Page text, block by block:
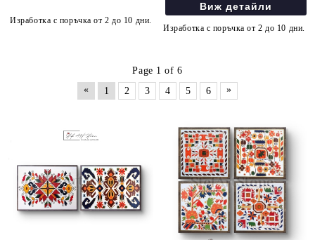
Изработка с поръчка от 2 до 10 дни.
Виж детайли
Изработка с поръчка от 2 до 10 дни.
Page 1 of 6
«
1 2 3 4 5 6 »